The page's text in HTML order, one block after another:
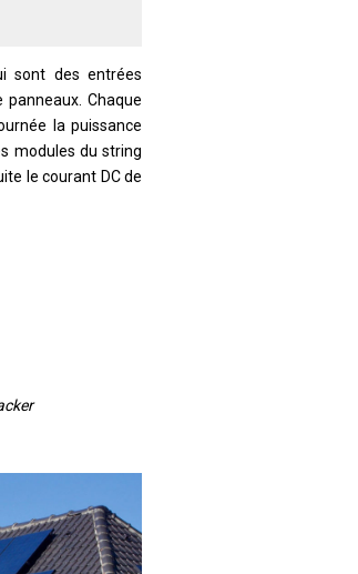
sont des entrées
Chaque
la puissance
modules du string
le courant DC de